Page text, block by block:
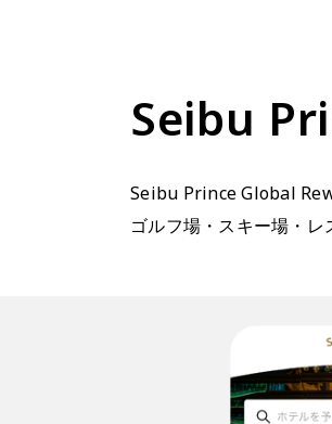
Seibu
Seibu Prince Global
ゴルフ場・スキー場・レ